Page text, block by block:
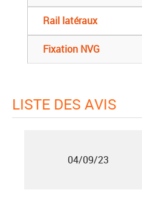
Rail latéraux
Fixation NVG
LISTE DES AVIS
04/09/23